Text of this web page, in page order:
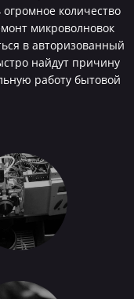
количество
микроволновок
в авторизованный
найдут причину
работу бытовой